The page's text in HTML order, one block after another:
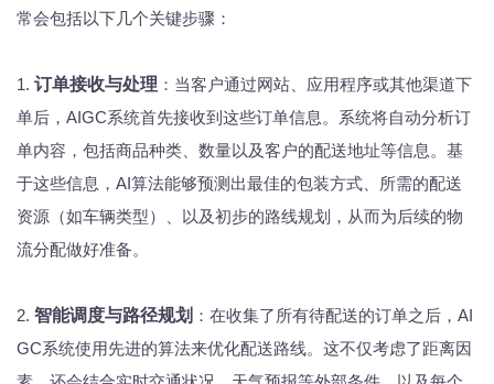
常会包括以下几个关键步骤：
1. 订单接收与处理 ：当客户通过网站、应用程序或其他渠道下
单后，AIGC系统首先接收到这些订单信息。系统将自动分析订
单内容，包括商品种类、数量以及客户的配送地址等信息。基
于这些信息，AI算法能够预测出最佳的包装方式、所需的配送
资源（如车辆类型）、以及初步的路线规划，从而为后续的物
流分配做好准备。
2. 智能调度与路径规划 ：在收集了所有待配送的订单之后，AI
GC系统使用先进的算法来优化配送路线。这不仅考虑了距离因